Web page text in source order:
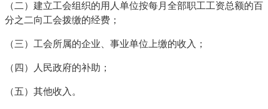
（二）建立工会组织的用人单位按每月全部职工工资总额的百
分之二向工会拨缴的经费；
（三）工会所属的企业、事业单位上缴的收入；
（四）人民政府的补助；
（五）其他收入。